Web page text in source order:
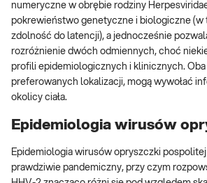
numeryczne w obrębie rodziny
pokrewieństwo genetyczne i biologiczne (w
zdolność do latencji), a jednocześnie
rozróżnienie dwóch odmiennych, choć
profili epidemiologicznych i klinicznych.
preferowanych lokalizacji, mogą wywołać
okolicy ciała.
Epidemiologia wirusów
Epidemiologia wirusów opryszczki
prawdziwie pandemiczny, przy czym